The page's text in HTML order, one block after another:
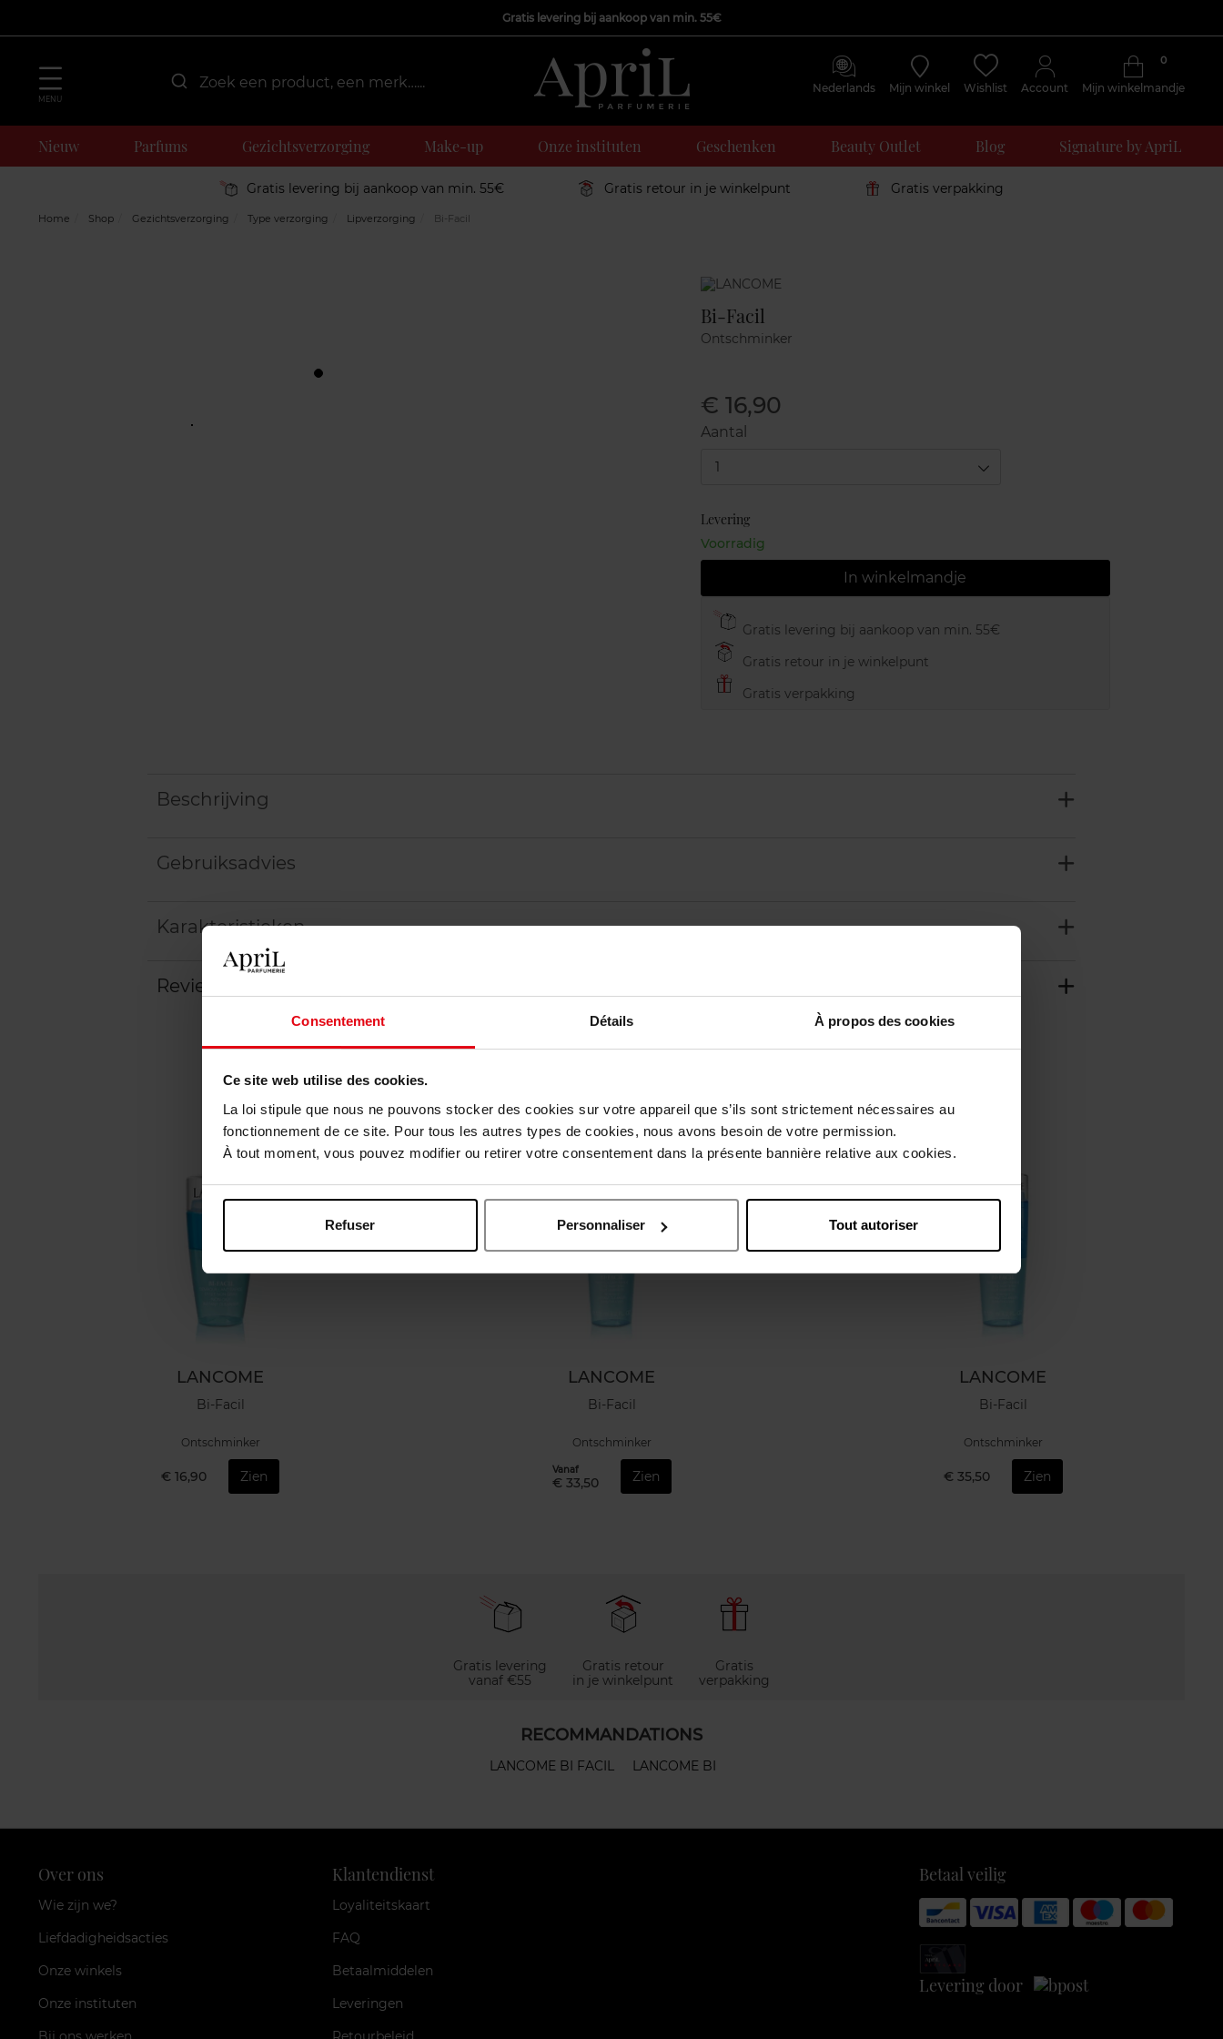
Consentement Détails À propos des cookies
Ce site web utilise des cookies.
La loi stipule que nous ne pouvons stocker des cookies sur votre appareil que s’ils sont strictement nécessaires au
fonctionnement de ce site. Pour tous les autres types de cookies, nous avons besoin de votre permission.
À tout moment, vous pouvez modifier ou retirer votre consentement dans la présente bannière relative aux cookies.
Refuser Personnaliser Tout autoriser
Gratis levering bij aankoop van min. 55€
MENU
Nederlands Mijn winkel Wishlist Account Mijn winkelmandje
0
Nieuw Parfums Gezichtsverzorging Make-up Onze instituten Geschenken Beauty Outlet Blog Signature by ApriL
Gratis levering bij aankoop van min. 55€ Gratis retour in je winkelpunt Gratis verpakking
Home Shop Gezichtsverzorging Type verzorging Lipverzorging Bi-Facil
Marque
Bi-Facil
Ontschminker
€ 16,90
Aantal
1
Levering
Voorradig
In winkelmandje
Gratis levering bij aankoop van min. 55€
Gratis retour in je winkelpunt
Gratis verpakking
Beschrijving
Gebruiksadvies
Karakteristieken
Review
Nog iets vergeten ?
LANCOME
Bi-Facil
Ontschminker
€ 16,90 Zien
LANCOME
Bi-Facil
Ontschminker
Vanaf
€ 33,50 Zien
LANCOME
Bi-Facil
Ontschminker
€ 35,50 Zien
Gratis levering
vanaf €55
Gratis retour
in je winkelpunt
Gratis
verpakking
RECOMMANDATIONS
LANCOME BI FACIL LANCOME BI
Over ons
Wie zijn we?
Liefdadigheidsacties
Onze winkels
Onze instituten
Klantendienst
Loyaliteitskaart
FAQ
Betaalmiddelen
Leveringen
Betaal veilig
Levering door